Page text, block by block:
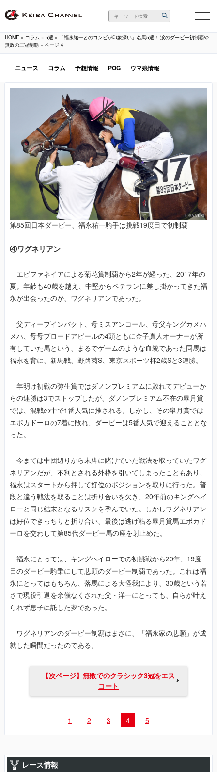
HOME » コラム » 5選 »
「福永祐一とのコンビが印象深い」名馬5選！ 涙のダービー初制覇や
無敗の三冠制覇 » ページ 4
ニュース コラム 予想情報 POG ウマ娘情報
第85回日本ダービー、福永祐一騎手は挑戦19度目で初制覇
④ワグネリアン
エピファネイアによる菊花賞制覇から2年が経った、2017年の
夏。年齢も40歳を越え、中堅からベテランに差し掛かってきた福
永が出会ったのが、ワグネリアンであった。
父ディープインパクト、母ミスアンコール、母父キングカメハ
メハ、母母ブロードアピールの4頭ともに金子真人オーナーが所
有していた馬という、まるでゲームのような血統であった同馬は
福永を背に、新馬戦、野路菊S、東京スポーツ杯2歳Sと3連勝。
年明け初戦の弥生賞ではダノンプレミアムに敗れてデビューか
らの連勝は3でストップしたが、ダノンプレミアム不在の皐月賞
では、混戦の中で1番人気に推される。しかし、その皐月賞では
エポカドーロの7着に敗れ、ダービーは5番人気で迎えることとな
った。
今までは中団辺りから末脚に賭けていた戦法を取っていたワグ
ネリアンだが、不利とされる外枠を引いてしまったこともあり、
福永はスタートから押して好位のポジションを取りに行った。普
段と違う戦法を取ることは折り合いを欠き、20年前のキングヘイ
ローと同じ結末となるリスクを孕んでいた。しかしワグネリアン
は好位できっちりと折り合い、最後は逃げ粘る皐月賞馬エポカド
ーロを交わして第85代ダービー馬の座を射止めた。
福永にとっては、キングヘイローでの初挑戦から20年、19度
目のダービー騎乗にして悲願のダービー制覇であった。これは福
永にとってはもちろん、落馬による大怪我により、30歳という若
さで現役引退を余儀なくされた父・洋一にとっても、自らが叶え
られず息子に託した夢であった。
ワグネリアンのダービー制覇はまさに、「福永家の悲願」が成
就した瞬間だったのである。
【次ページ】無敗でのクラシック3冠をエス
コート
1 2 3 4 5
レース情報